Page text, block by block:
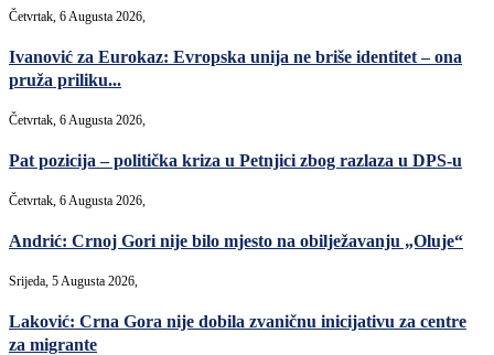
Četvrtak, 6 Augusta 2026,
Ivanović za Eurokaz: Evropska unija ne briše identitet – ona
pruža priliku...
Četvrtak, 6 Augusta 2026,
Pat pozicija – politička kriza u Petnjici zbog razlaza u DPS-u
Četvrtak, 6 Augusta 2026,
Andrić: Crnoj Gori nije bilo mjesto na obilježavanju „Oluje“
Srijeda, 5 Augusta 2026,
Laković: Crna Gora nije dobila zvaničnu inicijativu za centre
za migrante